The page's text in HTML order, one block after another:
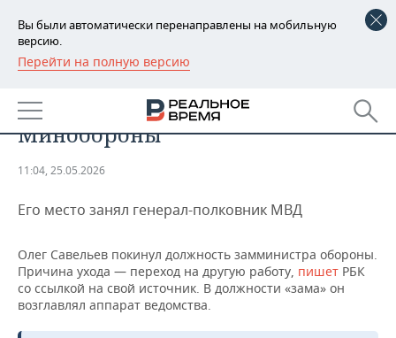
Вы были автоматически перенаправлены на мобильную
версию.
Перейти на полную версию
РЕГИОНЫ
БАШКОРТОСТАН
ТАТАРСТАН
НОВОСТИ
АНАЛИТИКА
КОРОЛИ ГОСЗАКАЗА ПФО
ВУЗЫ ТАТАРСТАНА
ФИНАНСЫ
БАНКИ
НОВОСТИ
ПРОМЫШЛЕННОСТИ
НЕДВИЖИМОСТЬ
НОВОСТИ НЕДВИЖИМОСТИ
АВТО
Савельев покинул пост замглавы
Минобороны
11:04, 25.05.2026
Его место занял генерал-полковник МВД
Олег Савельев покинул должность замминистра обороны.
Причина ухода — переход на другую работу, пишет РБК
со ссылкой на свой источник. В должности «зама» он
возглавлял аппарат ведомства.